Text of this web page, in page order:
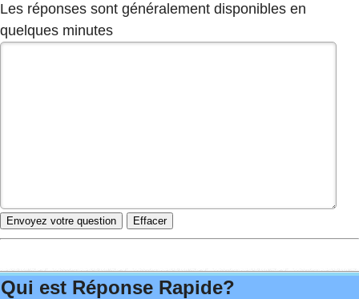
Les réponses sont généralement disponibles en
quelques minutes
Qui est Réponse Rapide?